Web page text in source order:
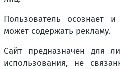
Пользователь осознает
может содержать рекламу.
Сайт предназначен для
использования, не